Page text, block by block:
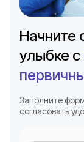
Начните
улыбке с
Заполните
согласовать